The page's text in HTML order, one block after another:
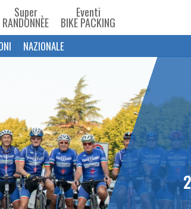
Super
RANDONNÈE
Eventi
BIKE PACKING
NAZIONALE